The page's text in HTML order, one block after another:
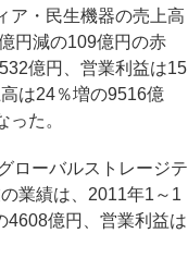
ア・民生機器の売上高
円減の109億円の赤
億円、営業利益は15
は24％増の9516億
た。
ローバルストレージテ
業績は、2011年1～1
4608億円、営業利益は